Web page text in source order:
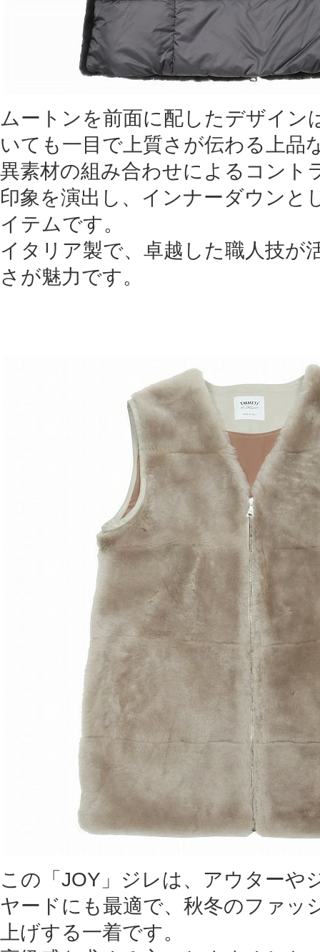
ムートンを前面に配したデザイン
いても一目で上質さが伝わる上品
異素材の組み合わせによるコント
印象を演出し、インナーダウンと
イテムです。
イタリア製で、卓越した職人技が
さが魅力です。
この「JOY」ジレは、アウターや
ヤードにも最適で、秋冬のファッ
上げする一着です。